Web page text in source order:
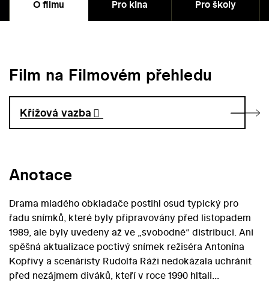
O filmu Pro kina Pro školy
Film na Filmovém přehledu
Křížová vazba
Anotace
Drama mladého obkladače postihl osud typický pro
řadu snímků, které byly připravovány před listopadem
1989, ale byly uvedeny až ve „svobodné“ distribuci. Ani
spěšná aktualizace poctivý snímek režiséra Antonína
Kopřivy a scenáristy Rudolfa Ráži nedokázala uchránit
před nezájmem diváků, kteří v roce 1990 hltali